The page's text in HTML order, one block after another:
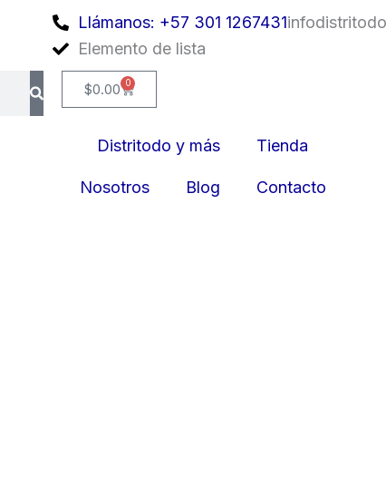
Llámanos: +57 301 1267431
Elemento de lista
$0.00 0
Cart
Distritodo y más Tienda
Nosotros Blog Contacto